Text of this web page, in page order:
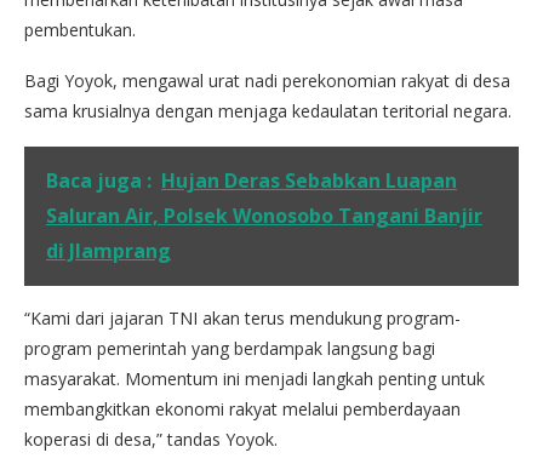
pembentukan.
Bagi Yoyok, mengawal urat nadi perekonomian rakyat di desa
sama krusialnya dengan menjaga kedaulatan teritorial negara.
Baca juga : Hujan Deras Sebabkan Luapan
Saluran Air, Polsek Wonosobo Tangani Banjir
di Jlamprang
“Kami dari jajaran TNI akan terus mendukung program-
program pemerintah yang berdampak langsung bagi
masyarakat. Momentum ini menjadi langkah penting untuk
membangkitkan ekonomi rakyat melalui pemberdayaan
koperasi di desa,” tandas Yoyok.